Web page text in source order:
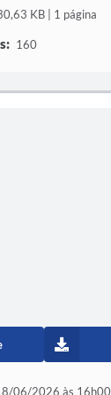
KB | 1 página
160
06/2026 às 16h00